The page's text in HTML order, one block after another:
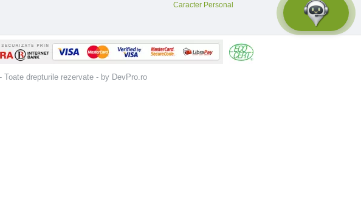
Caracter Personal
drepturile rezervate - by DevPro.ro